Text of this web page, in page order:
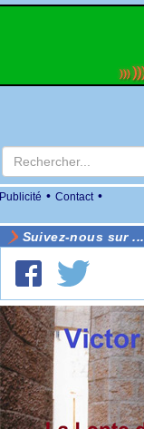
Publicité • Contact •
Suivez-nous sur ...